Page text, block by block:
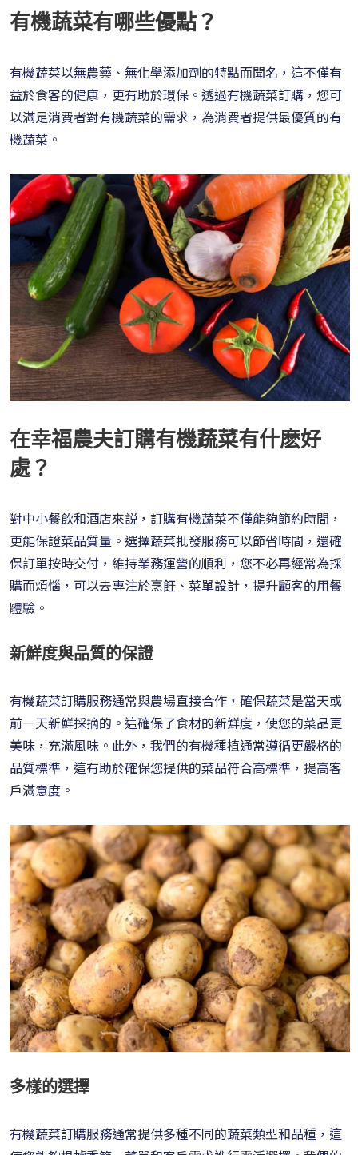
有機蔬菜有哪些優點？
有機蔬菜以無農藥、無化學添加劑的特點而聞名，這不僅有
益於食客的健康，更有助於環保。透過有機蔬菜訂購，您可
以滿足消費者對有機蔬菜的需求，為消費者提供最優質的有
機蔬菜。
在幸福農夫訂購有機蔬菜有什麽好
處？
對中小餐飲和酒店來説，訂購有機蔬菜不僅能夠節約時間，
更能保證菜品質量。選擇蔬菜批發服務可以節省時間，還確
保訂單按時交付，維持業務運營的順利，您不必再經常為採
購而煩惱，可以去專注於烹飪、菜單設計，提升顧客的用餐
體驗。
新鮮度與品質的保證
有機蔬菜訂購服務通常與農場直接合作，確保蔬菜是當天或
前一天新鮮採摘的。這確保了食材的新鮮度，使您的菜品更
美味，充滿風味。此外，我們的有機種植通常遵循更嚴格的
品質標準，這有助於確保您提供的菜品符合高標準，提高客
戶滿意度。
多樣的選擇
有機蔬菜訂購服務通常提供多種不同的蔬菜類型和品種，這